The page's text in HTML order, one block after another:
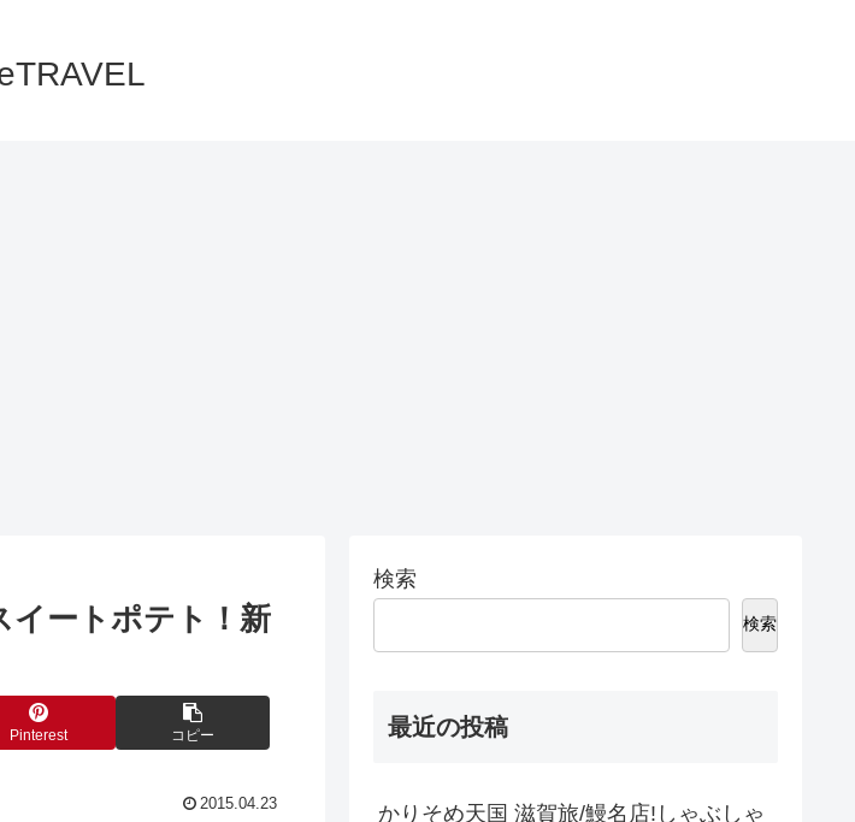
イートポテト！新
Pinterest コピー
2015.04.23
検索
検索
最近の投稿
かりそめ天国 滋賀旅/鰻名店!しゃぶしゃ